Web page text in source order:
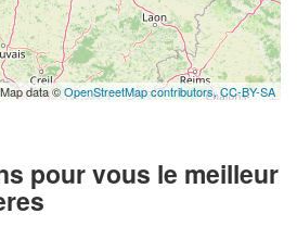
data ©OpenStreetMap contributors,CC-BY-SA
pour vous le meilleur